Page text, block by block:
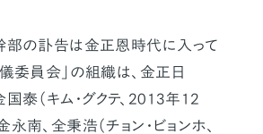
部の訃告は金正恩時代に入って
委員会」の組織は、金正日
国泰（キム・グクテ、2013年12
南、全秉浩（チョン・ビョンホ、